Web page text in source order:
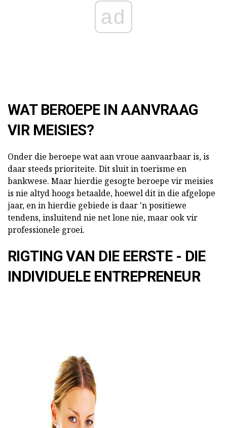
ad
WAT BEROEPE IN AANVRAAG
VIR MEISIES?
Onder die beroepe wat aan vroue aanvaarbaar is, is
daar steeds prioriteite. Dit sluit in toerisme en
bankwese. Maar hierdie gesogte beroepe vir meisies
is nie altyd hoogs betaalde, hoewel dit in die afgelope
jaar, en in hierdie gebiede is daar 'n positiewe
tendens, insluitend nie net lone nie, maar ook vir
professionele groei.
RIGTING VAN DIE EERSTE - DIE
INDIVIDUELE ENTREPRENEUR